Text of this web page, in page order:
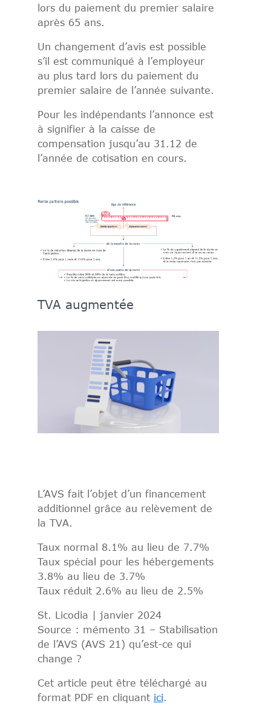
lors du paiement du premier salaire
après 65 ans.
Un changement d’avis est possible
s’il est communiqué à l’employeur
au plus tard lors du paiement du
premier salaire de l’année suivante.
Pour les indépendants l’annonce est
à signifier à la caisse de
compensation jusqu’au 31.12 de
l’année de cotisation en cours.
TVA augmentée
L’AVS fait l’objet d’un financement
additionnel grâce au relèvement de
la TVA.
Taux normal 8.1% au lieu de 7.7%
Taux spécial pour les hébergements
3.8% au lieu de 3.7%
Taux réduit 2.6% au lieu de 2.5%
St. Licodia | janvier 2024
Source : mémento 31 – Stabilisation
de l’AVS (AVS 21) qu’est-ce qui
change ?
Cet article peut être téléchargé au
format PDF en cliquant ici.